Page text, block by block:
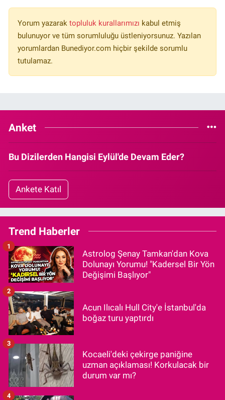
Yorum yazarak topluluk kurallarımızı kabul etmiş
bulunuyor ve tüm sorumluluğu üstleniyorsunuz. Yazılan
yorumlardan Bunediyor.com hiçbir şekilde sorumlu
tutulamaz.
Anket
Bu Dizilerden Hangisi Eylül'de Devam Eder?
Ankete Katıl
Trend Haberler
Astrolog Şenay Tamkan'dan Kova
Dolunayı Yorumu! "Kadersel Bir Yön
Değişimi Başlıyor"
1
Acun Ilıcalı Hull City'e İstanbul'da
boğaz turu yaptırdı
2
Kocaeli'deki çekirge paniğine
uzman açıklaması! Korkulacak bir
durum var mı?
3
4